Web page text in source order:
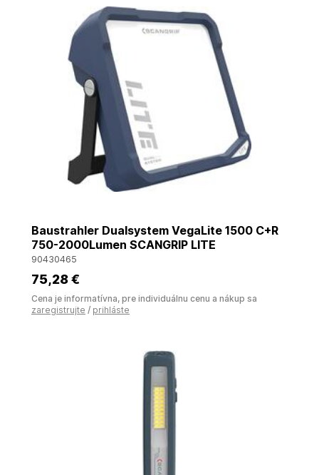
Baustrahler Dualsystem VegaLite 1500 C+R
750-2000Lumen SCANGRIP LITE
90430465
75,28 €
Cena je informatívna, pre individuálnu cenu a nákup sa
zaregistrujte / prihláste